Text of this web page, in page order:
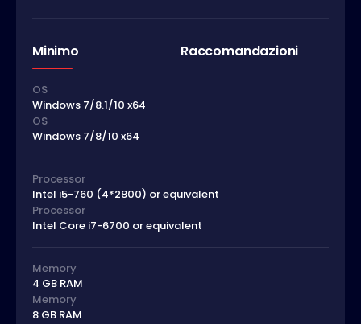
Minimo Raccomandazioni
OS
Windows 7/8.1/10 x64
OS
Windows 7/8/10 x64
Processor
Intel i5-760 (4*2800) or equivalent
Processor
Intel Core i7-6700 or equivalent
Memory
4 GB RAM
Memory
8 GB RAM